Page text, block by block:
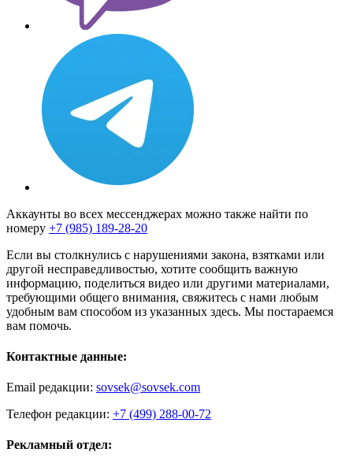
Аккаунты во всех мессенджерах можно также найти по
номеру +7 (985) 189-28-20
Если вы столкнулись с нарушениями закона, взятками или
другой несправедливостью, хотите сообщить важную
информацию, поделиться видео или другими материалами,
требующими общего внимания, свяжитесь с нами любым
удобным вам способом из указанных здесь. Мы постараемся
вам помочь.
Контактные данные:
Email редакции: sovsek@sovsek.com
Телефон редакции: +7 (499) 288-00-72
Рекламный отдел: